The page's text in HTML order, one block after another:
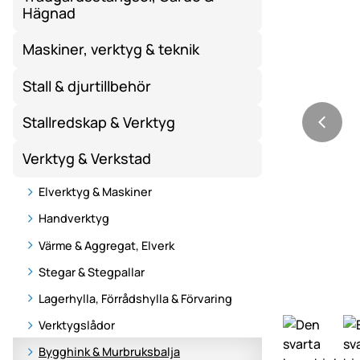
Hägnad
Maskiner, verktyg & teknik
Stall & djurtillbehör
Stallredskap & Verktyg
Verktyg & Verkstad
Elverktyg & Maskiner
Handverktyg
Värme & Aggregat, Elverk
Stegar & Stegpallar
Lagerhylla, Förrådshylla & Förvaring
Verktygslådor
Bygghink & Murbruksbalja